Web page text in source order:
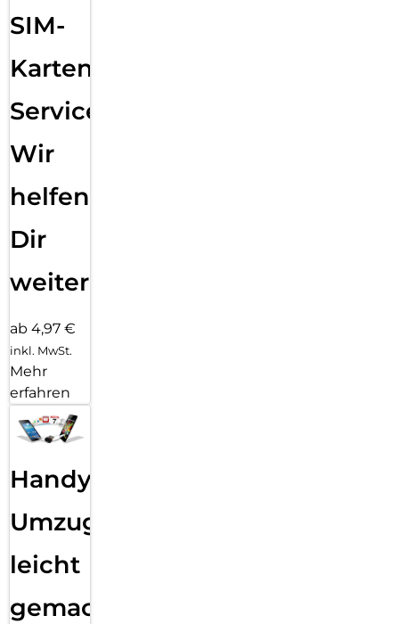
SIM-
Karten
Service:
Wir
helfen
Dir
weiter
ab 4,97 €
inkl. MwSt.
Mehr
erfahren
Handy
Umzug
leicht
gemacht!